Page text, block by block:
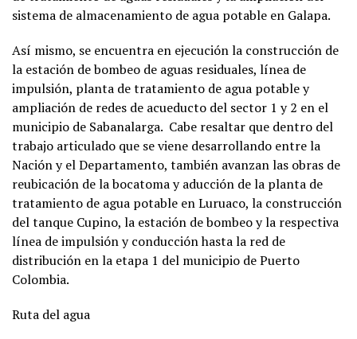
sistema de almacenamiento de agua potable en Galapa.
Así mismo, se encuentra en ejecución la construcción de
la estación de bombeo de aguas residuales, línea de
impulsión, planta de tratamiento de agua potable y
ampliación de redes de acueducto del sector 1 y 2 en el
municipio de Sabanalarga. Cabe resaltar que dentro del
trabajo articulado que se viene desarrollando entre la
Nación y el Departamento, también avanzan las obras de
reubicación de la bocatoma y aducción de la planta de
tratamiento de agua potable en Luruaco, la construcción
del tanque Cupino, la estación de bombeo y la respectiva
línea de impulsión y conducción hasta la red de
distribución en la etapa 1 del municipio de Puerto
Colombia.
Ruta del agua